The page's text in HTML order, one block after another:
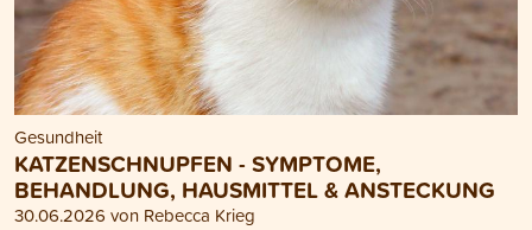
Gesundheit
KATZENSCHNUPFEN - SYMPTOME,
BEHANDLUNG, HAUSMITTEL & ANSTECKUNG
30.06.2026 von Rebecca Krieg